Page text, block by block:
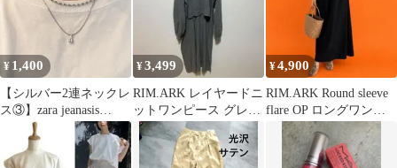
¥ 1,400
【シルバー2連ネックレ
ス③】zara jeanasis
ciaopanic系
¥3,499
RIM.ARK レイヤードニ
ットワンピース グレー
FREE コットン100％
¥4,900
RIM.ARK Round sleeve
flare OP ロングワンピ
ース 黒